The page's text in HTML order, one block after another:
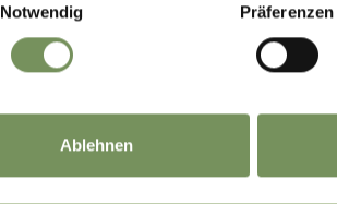
Notwendig
Präferenzen
Ablehnen